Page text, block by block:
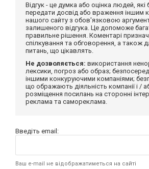
Відгук - це думка або оцінка людей,
передати досвід або враження іншим
нашого сайту з обов'язковою
залишеного відгука. Це допоможе
правильне рішення. Коментарі
спілкування та обговорення, а також
питань, що цікавлять.
Не дозволяється: використання
лексики, погроз або образ;
іншими конкуруючими компаніями;
що ображають діяльність компанії і /
розміщення посилань на сторонні
реклама та самореклама.
Введіть email:
Ваш e-mail не відображатиметься на сайті